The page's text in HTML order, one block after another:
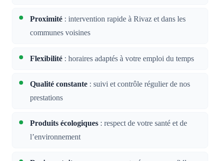
Proximité : intervention rapide à Rivaz et dans les
communes voisines
Flexibilité : horaires adaptés à votre emploi du temps
Qualité constante : suivi et contrôle régulier de nos
prestations
Produits écologiques : respect de votre santé et de
l’environnement